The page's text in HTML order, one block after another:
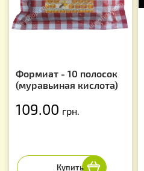
Формиат - 10 полосок
(муравьиная кислота)
109.00 грн.